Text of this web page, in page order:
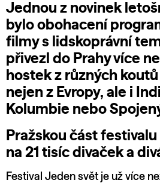
Jednou z novinek
bylo obohacení
filmy s lidskoprávní
přivezl do Prahy více
hostek z různých
nejen z Evropy, ale i
Kolumbie nebo
Pražskou část
na 21 tisíc divaček a
Festival Jeden svět je už více